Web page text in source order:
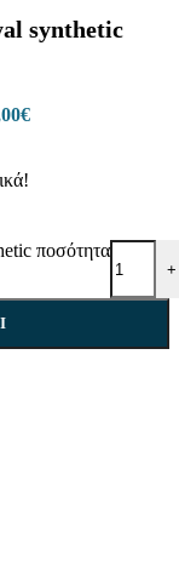
synthetic
€
ποσότητα
+